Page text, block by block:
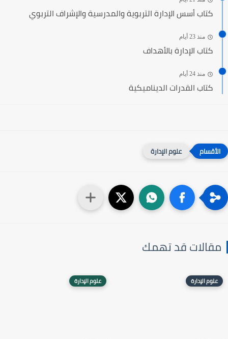
كتاب أسس الإدارة التربوية والمدرسية والإشراف التربوي
منذ 23 أيام
كتاب الإدارة بالأهداف
منذ 24 أيام
كتاب القدرات الديناميكية
علوم الإدارة
مقالات قد تهمك
علوم الإدارة علوم الإدارة